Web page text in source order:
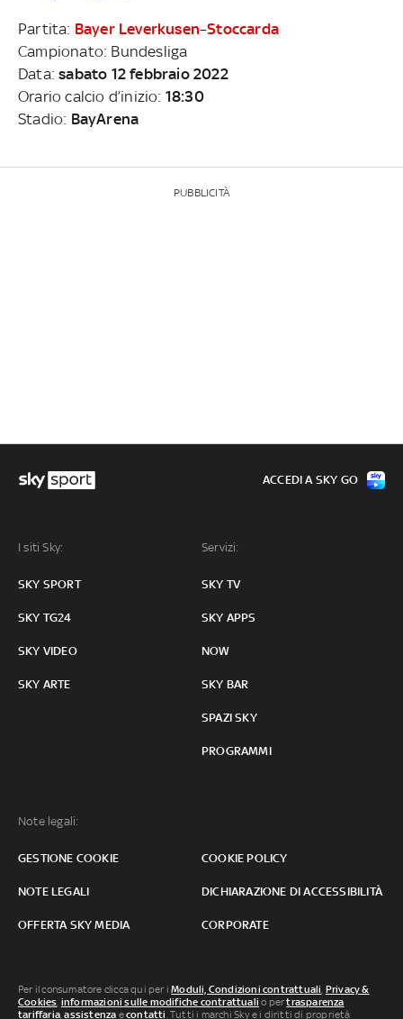
Partita: Bayer Leverkusen–Stoccarda
Campionato: Bundesliga
Data:sabato 12 febbraio 2022
Orario calcio d’inizio: 18:30
Stadio: BayArena
PUBBLICITÀ
I siti Sky:
SKY SPORT
SKY TG24
SKY VIDEO
SKY ARTE
Servizi:
SKY TV
SKY APPS
NOW
SKY BAR
SPAZI SKY
PROGRAMMI
Note legali:
GESTIONE COOKIE COOKIE POLICY
NOTE LEGALI DICHIARAZIONE DI ACCESSIBILITÀ
OFFERTA SKY MEDIA CORPORATE
ACCEDI A SKY GO
Per il consumatore clicca qui per iModuli, Condizioni contrattuali Privacy &
Cookies informazioni sulle modifiche contrattuali o pertrasparenza
tariffaria ,assistenza econtatti . Tutti i marchi Sky e i diritti di proprietà